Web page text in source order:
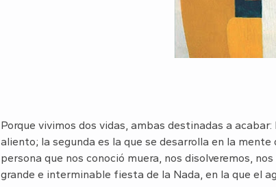
Porque vivimos dos vidas, ambas destinadas a
aliento; la segunda es la que se desarrolla en la
persona que nos conoció muera, nos disolveremos,
grande e interminable fiesta de la Nada, en la que el